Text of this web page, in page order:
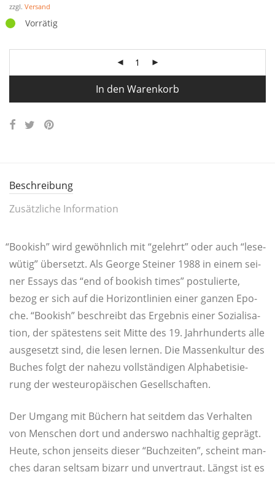
zzgl. Versand
Vorrätig
In den Warenkorb
Beschreibung
Zusätzliche Information
“Boo­kish” wird gewöhn­lich mit “gelehrt” oder auch “lese­
wü­tig” über­setzt. Als Geor­ge Stei­ner 1988 in einem sei­
ner Essays das “end of boo­kish times” pos­tu­lier­te,
bezog er sich auf die Hori­zont­li­ni­en einer gan­zen Epo­
che. “Boo­kish” beschreibt das Ergeb­nis einer Sozia­li­sa­
ti­on, der spä­tes­tens seit Mit­te des 19. Jahr­hun­derts alle
aus­ge­setzt sind, die lesen ler­nen. Die Mas­sen­kul­tur des
Buches folgt der nahe­zu voll­stän­di­gen Alpha­be­ti­sie­
rung der west­eu­ro­päi­schen Gesellschaften.
Der Umgang mit Büchern hat seit­dem das Ver­hal­ten
von Men­schen dort und anders­wo nach­hal­tig geprägt.
Heu­te, schon jen­seits die­ser “Buch­zei­ten”, scheint man­
ches dar­an selt­sam bizarr und unver­traut. Längst ist es